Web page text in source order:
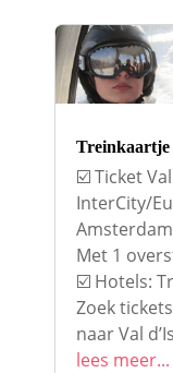
Treinkaartje
☑️ Ticket
InterCity/
Met 1
☑️ Hotels:
Zoek
naar Val
lees meer...